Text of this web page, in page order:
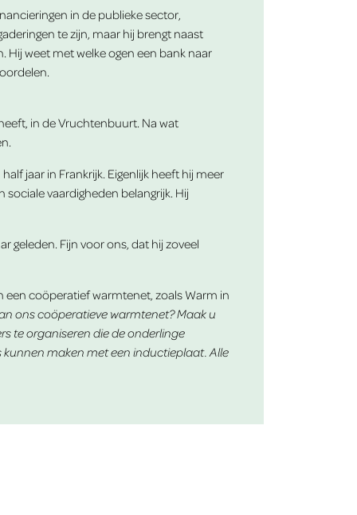
in de publieke sector,
te zijn, maar hij brengt naast
Hij weet met welke ogen een bank naar
in de Vruchtenbuurt. Na wat
jaar in Frankrijk. Eigenlijk heeft hij meer
vaardigheden belangrijk. Hij
geleden. Fijn voor ons, dat hij zoveel
een coöperatief warmtenet, zoals Warm in
ons coöperatieve warmtenet? Maak u
te organiseren die de onderlinge
kunnen maken met een inductieplaat. Alle